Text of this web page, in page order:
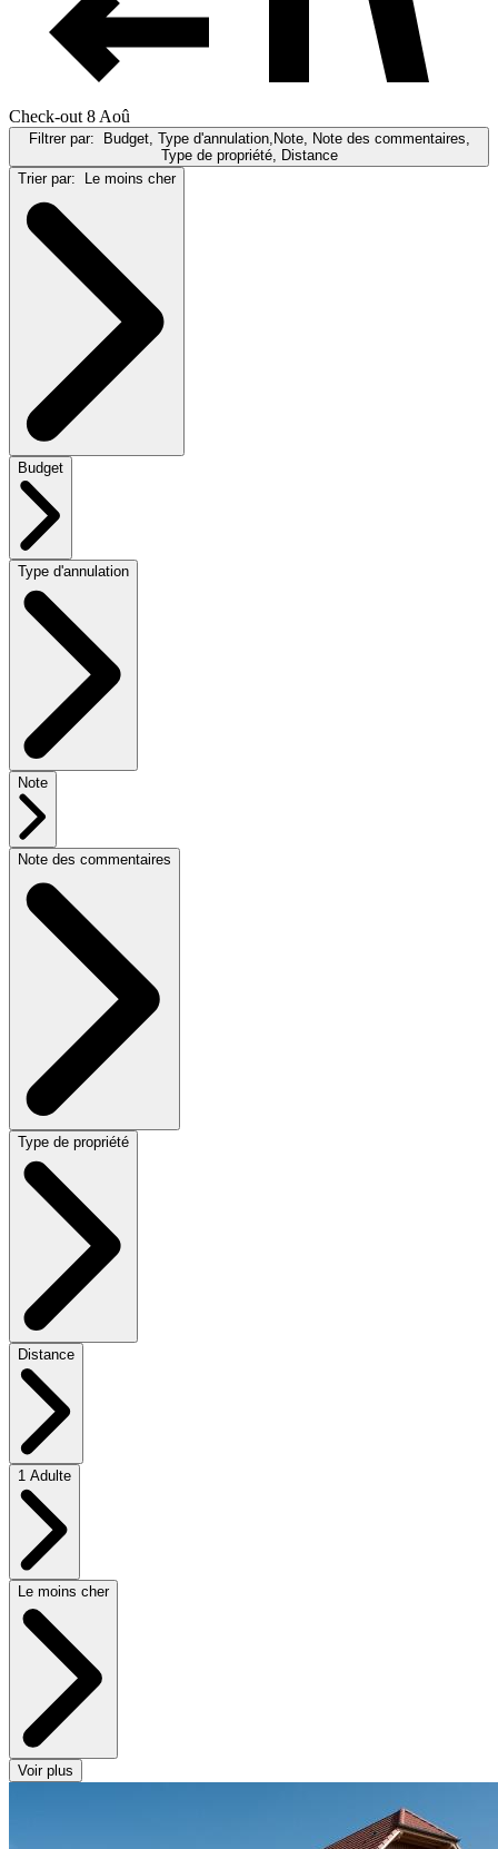
Check-out 8 Aoû
Filtrer par: Budget, Type d'annulation,Note, Note des commentaires,
Type de propriété, Distance
Trier par: Le moins cher
Budget
Type d'annulation
Note
Note des commentaires
Type de propriété
Distance
1 Adulte
Le moins cher
Voir plus